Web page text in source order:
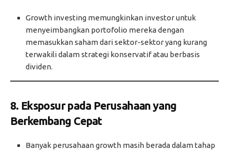
Growth investing memungkinkan investor untuk
menyeimbangkan portofolio mereka dengan
memasukkan saham dari sektor-sektor yang kurang
terwakili dalam strategi konservatif atau berbasis
dividen.
8. Eksposur pada Perusahaan yang
Berkembang Cepat
Banyak perusahaan growth masih berada dalam tahap